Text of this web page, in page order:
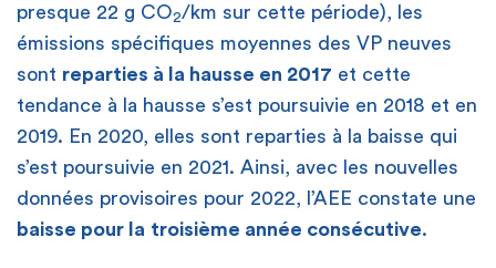
presque 22 g CO2/km sur cette période), les
émissions spécifiques moyennes des VP neuves
sont reparties à la hausse en 2017 et cette
tendance à la hausse s’est poursuivie en 2018 et en
2019. En 2020, elles sont reparties à la baisse qui
s’est poursuivie en 2021. Ainsi, avec les nouvelles
données provisoires pour 2022, l’AEE constate une
baisse pour la troisième année consécutive.